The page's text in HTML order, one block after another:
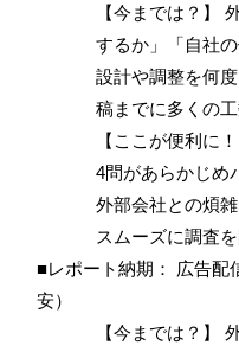
【今までは？】
するか」「自社
設計や調整を何
稿までに多くの
【ここが便利に
4問があらかじめ
外部会社との煩
スムーズに調査
■レポート納期： 広告配
安）
【今までは？】